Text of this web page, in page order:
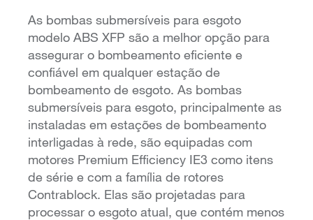
As bombas submersíveis para esgoto
modelo ABS XFP são a melhor opção para
assegurar o bombeamento eficiente e
confiável em qualquer estação de
bombeamento de esgoto. As bombas
submersíveis para esgoto, principalmente as
instaladas em estações de bombeamento
interligadas à rede, são equipadas com
motores Premium Efficiency IE3 como itens
de série e com a família de rotores
Contrablock. Elas são projetadas para
processar o esgoto atual, que contém menos